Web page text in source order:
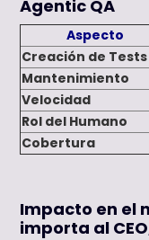
Agentic QA
Aspecto
Creación de Tests
Mantenimiento
Velocidad
Rol del Humano
Cobertura
Impacto en el
importa al